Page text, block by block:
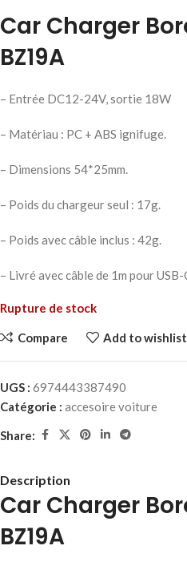
Car Charger
BZ19A
– Entrée DC12-24V, sortie 18W
– Matériau : PC + ABS ignifuge.
– Dimensions 54*25mm.
– Poids du chargeur seul : 17g.
– Poids avec câble inclus : 42g.
– Livré avec câble de 1m pour
Rupture de stock
Compare Add to wishlist
UGS : 6974443387490
Catégorie : accesoire voiture
Share:
Description
Car Charger
BZ19A